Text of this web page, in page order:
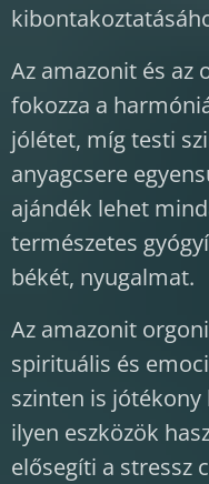
Az amazonit és az
fokozza a
jólétet, míg testi
anyagcsere
ajándék lehet
természetes
békét, nyugalmat.
Az amazonit
spirituális és
szinten is jótékony
ilyen eszközök
elősegíti a stressz